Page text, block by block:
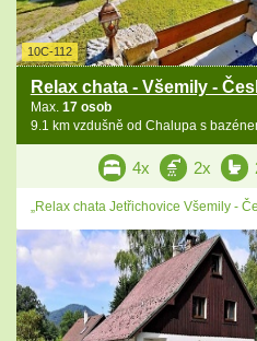
10C-112
Relax chata - Všemily -
Max. 17 osob
9.1 km vzdušně od Chalupa s
4x 2x
„Relax chata Jetřichovice Všemily -